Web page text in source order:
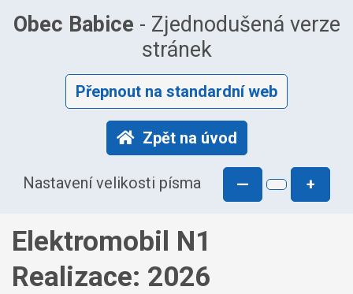
Obec Babice - Zjednodušená verze
stránek
Přepnout na standardní web
Zpět na úvod
Nastavení velikosti písma — +
Elektromobil N1
Realizace: 2026